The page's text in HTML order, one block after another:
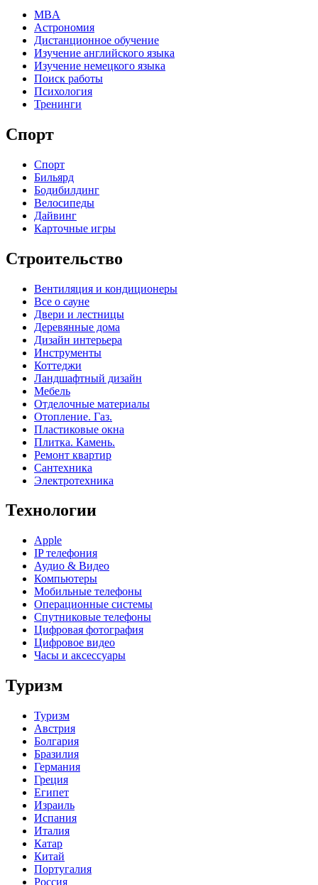
MBA
Астрономия
Дистанционное обучение
Изучение английского языка
Изучение немецкого языка
Поиск работы
Психология
Тренинги
Спорт
Спорт
Бильярд
Бодибилдинг
Велосипеды
Дайвинг
Карточные игры
Строительство
Вентиляция и кондиционеры
Все о сауне
Двери и лестницы
Деревянные дома
Дизайн интерьера
Инструменты
Коттеджи
Ландшафтный дизайн
Мебель
Отделочные материалы
Отопление. Газ.
Пластиковые окна
Плитка. Камень.
Ремонт квартир
Сантехника
Электротехника
Технологии
Apple
IP телефония
Аудио & Видео
Компьютеры
Мобильные телефоны
Операционные системы
Спутниковые телефоны
Цифровая фотография
Цифровое видео
Часы и аксессуары
Туризм
Туризм
Австрия
Болгария
Бразилия
Германия
Греция
Египет
Израиль
Испания
Италия
Катар
Китай
Португалия
Россия